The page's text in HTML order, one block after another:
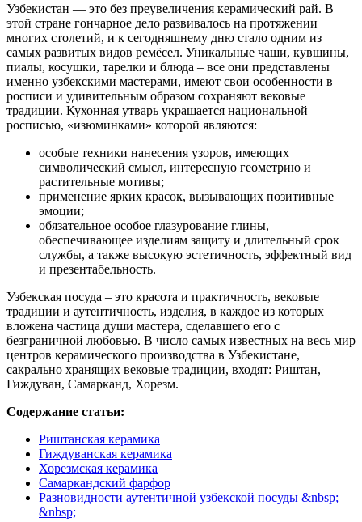
Узбекистан — это без преувеличения керамический рай. В
этой стране гончарное дело развивалось на протяжении
многих столетий, и к сегодняшнему дню стало одним из
самых развитых видов ремёсел. Уникальные чаши, кувшины,
пиалы, косушки, тарелки и блюда – все они представлены
именно узбекскими мастерами, имеют свои особенности в
росписи и удивительным образом сохраняют вековые
традиции. Кухонная утварь украшается национальной
росписью, «изюминками» которой являются:
особые техники нанесения узоров, имеющих
символический смысл, интересную геометрию и
растительные мотивы;
применение ярких красок, вызывающих позитивные
эмоции;
обязательное особое глазурование глины,
обеспечивающее изделиям защиту и длительный срок
службы, а также высокую эстетичность, эффектный вид
и презентабельность.
Узбекская посуда – это красота и практичность, вековые
традиции и аутентичность, изделия, в каждое из которых
вложена частица души мастера, сделавшего его с
безграничной любовью. В число самых известных на весь мир
центров керамического производства в Узбекистане,
сакрально хранящих вековые традиции, входят: Риштан,
Гиждуван, Самарканд, Хорезм.
Содержание статьи:
Риштанская керамика
Гиждуванская керамика
Хорезмская керамика
Самаркандский фарфор
Разновидности аутентичной узбекской посуды &nbsp;
&nbsp;